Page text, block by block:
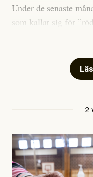
Under de senaste
som kallar sig för
skriver för? Vad
oberoende” tidning?
utpekas som
handlar artikeln om
splittring och oro i
2